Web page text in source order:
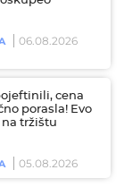
06.08.2026
cena
porasla! Evo
na tržištu
05.08.2026